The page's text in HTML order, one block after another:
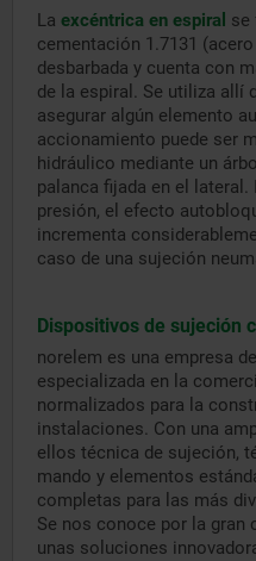
La excéntrica en espiral se
cementación 1.7131
desbarbada y cuenta con
de la espiral. Se utiliza allí
asegurar algún elemento
accionamiento puede ser
hidráulico mediante un
palanca fijada en el
presión, el efecto
incrementa
caso de una sujeción
Dispositivos de sujeción
norelem es una empresa
especializada en la
normalizados para la
instalaciones. Con una
ellos técnica de sujeción,
mando y elementos
completas para las más
Se nos conoce por la gran
unas soluciones